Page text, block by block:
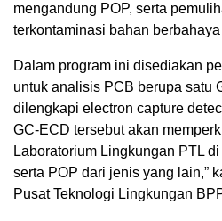
mengandung POP, serta
terkontaminasi bahan
Dalam program ini disediakan
untuk analisis PCB berupa satu
dilengkapi electron capture
GC-ECD tersebut akan
Laboratorium Lingkungan PTL
serta POP dari jenis yang lain,”
Pusat Teknologi Lingkungan